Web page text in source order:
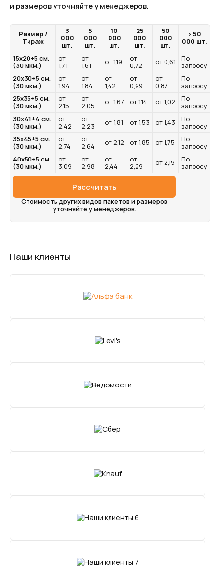
и размеров уточняйте у менеджеров.
Размер /
Тираж
3
000
шт.
5
000
шт.
10
000
шт.
25
000
шт.
50
000
шт.
> 50
000 шт.
15х20+5 см.
(30 мкм.)
от
1,71
от
1,61
от 1,19
от
0,72
от 0,61
По
запросу
20х30+5 см.
(30 мкм.)
от
1,94
от
1,84
от
1,42
от
0,99
от
0,87
По
запросу
25х35+5 см.
(30 мкм.)
от
2,15
от
2,05
от 1,67 от 1,14 от 1,02
По
запросу
30х41+4 см.
(30 мкм.)
от
2,42
от
2,23
от 1,81 от 1,53 от 1,43
По
запросу
35х45+5 см.
(30 мкм.)
от
2,74
от
2,64
от 2,12 от 1,85 от 1,75
По
запросу
40х50+5 см.
(30 мкм.)
от
3,09
от
2,98
от
2,44
от
2,29
от 2,19
По
запросу
Стоимость других видов пакетов и размеров
уточняйте у менеджеров.
Рассчитать
Наши клиенты